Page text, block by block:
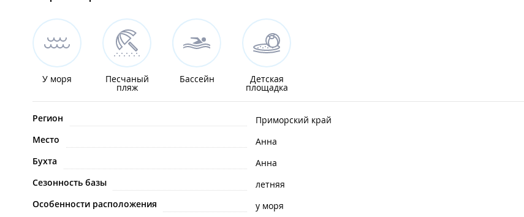
У моря Песчаный
пляж
Бассейн Детская
площадка
Регион
Приморский край
Место
Анна
Бухта
Анна
Сезонность базы
летняя
Особенности расположения
у моря